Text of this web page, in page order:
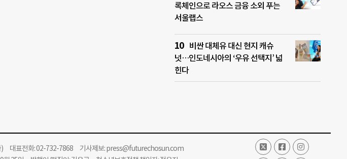
록체인으로 라오스 금융 소외 푸는
서울랩스
비싼 대체유 대신 현지 캐슈
넛…인도네시아의 ‘우유 선택지’ 넓
힌다
) 대표전화: 02-732-7868 기사제보:press@futurechosun.com